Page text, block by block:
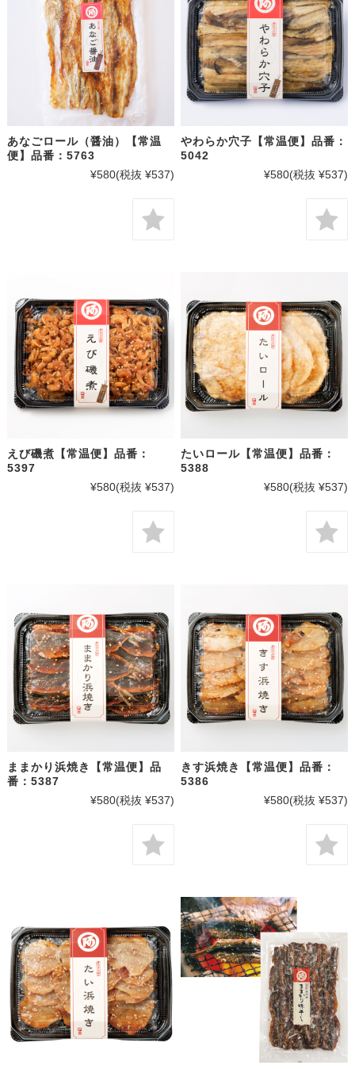
あなごロール（醤油）【常温
便】品番：5763
¥580(税抜 ¥537)
やわらか穴子【常温便】品番：
5042
¥580(税抜 ¥537)
えび磯煮【常温便】品番：
5397
¥580(税抜 ¥537)
たいロール【常温便】品番：
5388
¥580(税抜 ¥537)
ままかり浜焼き【常温便】品
番：5387
¥580(税抜 ¥537)
きす浜焼き【常温便】品番：
5386
¥580(税抜 ¥537)